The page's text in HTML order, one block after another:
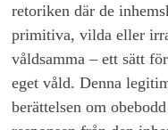
retoriken där de
primitiva, vilda eller
våldsamma – ett sätt
eget våld. Denna
berättelsen om